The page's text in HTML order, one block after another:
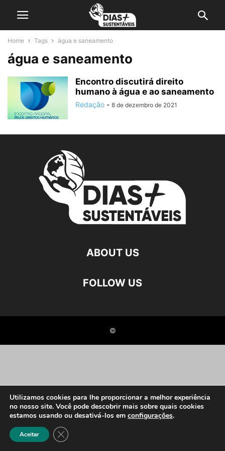
Home Tags água e saneamento
água e saneamento
Encontro discutirá direito
humano à água e ao saneamento
Redação - 8 de dezembro de 2021
ABOUT US
FOLLOW US
©
Utilizamos cookies para lhe proporcionar a melhor experiência
no nosso site. Você pode descobrir mais sobre quais cookies
estamos usando ou desativá-los em configurações.
Aceitar Close GDPR Cookie Banner